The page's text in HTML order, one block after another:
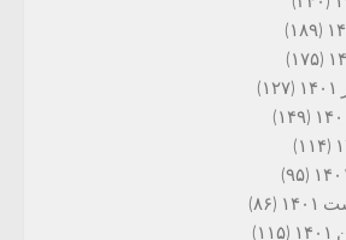
(۱۸۹)
(۱۷۵)
(۱۲۷)
(۱۴۹)
(۱۱۴)
(۹۵)
(۸۶)
(۱۱۵)